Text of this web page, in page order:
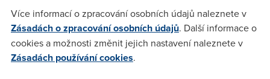
Nargon (15.12.2005 16:08:49)
Jediny co me napada, ze mas slabej pocitac, a ten nestiha
vsechny ty data kontrolovat a propoustet. A tak se to nekdy
zadrhne. Ovsem pokud mas procesor cca 1+ GHz tak by
Více informací o zpracování osobních údajů naleznete v
Zásadách o zpracování osobních údajů. Další informace o
cookies a možnosti změnit jejich nastavení naleznete v
Zásadách používání cookies.